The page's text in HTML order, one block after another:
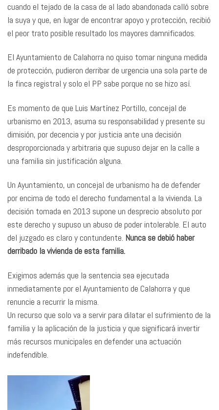
cuando el tejado de la casa de al lado abandonada calló sobre
la suya y que, en lugar de encontrar apoyo y protección, recibió
el peor trato posible resultado los mayores damnificados.
El Ayuntamiento de Calahorra no quiso tomar ninguna medida
de protección, pudieron derribar de urgencia una sola parte de
la finca registral y solo el PP sabe porque no se hizo así.
Es momento de que Luis Martínez Portillo, concejal de
urbanismo en 2013, asuma su responsabilidad y presente su
dimisión, por decencia y por justicia ante una decisión
desproporcionada y arbitraria que supuso dejar en la calle a
una familia sin justificación alguna.
Un Ayuntamiento, un concejal de urbanismo ha de defender
por encima de todo el derecho fundamental a la vivienda. La
decisión tomada en 2013 supone un desprecio absoluto por
este derecho y supuso un abuso de poder intolerable. El auto
del juzgado es claro y contundente. Nunca se debió haber
derribado la vivienda de esta familia.
Exigimos además que la sentencia sea ejecutada
inmediatamente por el Ayuntamiento de Calahorra y que
renuncie a recurrir la misma.
Un recurso que solo va a servir para dilatar el sufrimiento de la
familia y la aplicación de la justicia y que significará invertir
más recursos municipales en defender una actuación
indefendible.